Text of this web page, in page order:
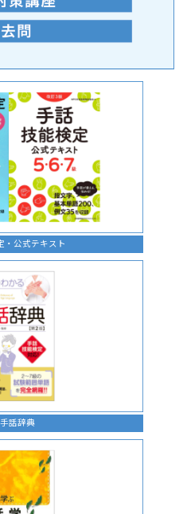
・公式テキスト
話辞典